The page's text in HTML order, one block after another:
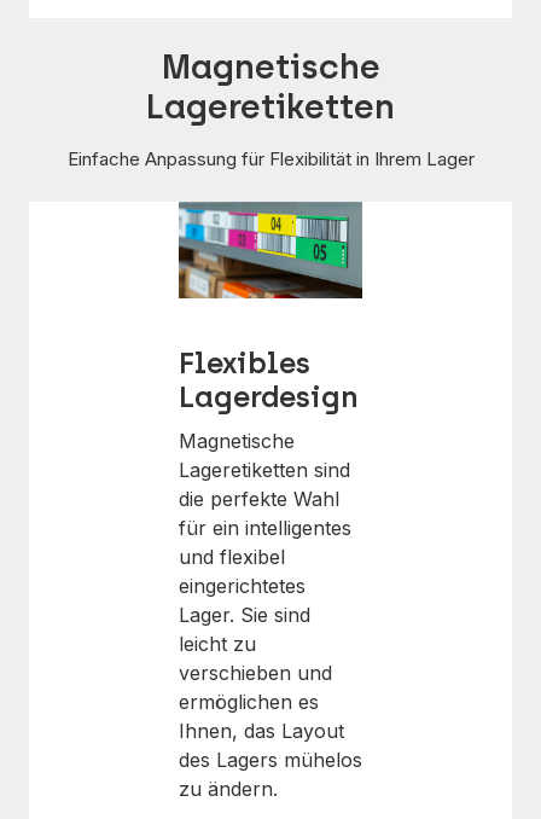
Magnetische
Lageretiketten
Einfache Anpassung für Flexibilität in Ihrem Lager
Flexibles
Lagerdesign
Magnetische
Lageretiketten sind
die perfekte Wahl
für ein intelligentes
und flexibel
eingerichtetes
Lager. Sie sind
leicht zu
verschieben und
ermöglichen es
Ihnen, das Layout
des Lagers mühelos
zu ändern.